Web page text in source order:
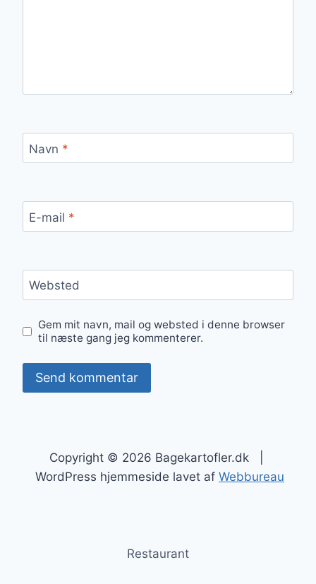
Navn *
E-mail *
Websted
Gem mit navn, mail og websted i denne browser
til næste gang jeg kommenterer.
Copyright © 2026 Bagekartofler.dk |
WordPress hjemmeside lavet af Webbureau
Restaurant